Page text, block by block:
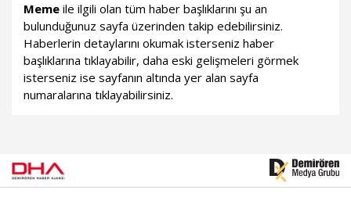
Meme ile ilgili olan tüm haber başlıklarını şu an
bulunduğunuz sayfa üzerinden takip edebilirsiniz.
Haberlerin detaylarını okumak isterseniz haber
başlıklarına tıklayabilir, daha eski gelişmeleri görmek
isterseniz ise sayfanın altında yer alan sayfa
numaralarına tıklayabilirsiniz.